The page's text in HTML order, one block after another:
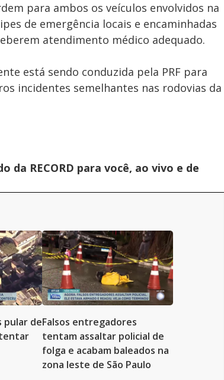
para ambos os veículos envolvidos na
de emergência locais e encaminhadas
atendimento médico adequado.
está sendo conduzida pela PRF para
incidentes semelhantes nas rodovias da
da RECORD para você, ao vivo e de
pular deFalsos entregadores
tentam assaltar policial de
folga e acabam baleados na
zona leste de São Paulo